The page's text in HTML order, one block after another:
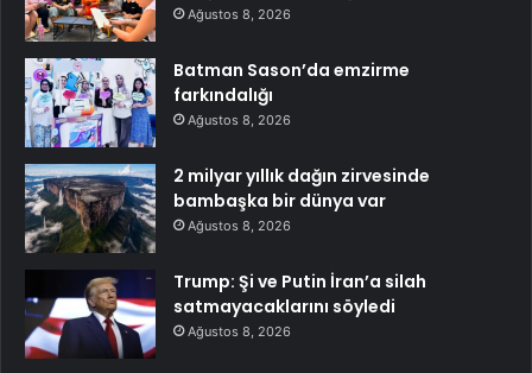
Ağustos 8, 2026
Batman Sason’da emzirme
farkındalığı
Ağustos 8, 2026
2 milyar yıllık dağın zirvesinde
bambaşka bir dünya var
Ağustos 8, 2026
Trump: Şi ve Putin İran’a silah
satmayacaklarını söyledi
Ağustos 8, 2026